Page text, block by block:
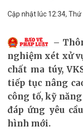
Cập nhật lúc 12:34,
nghiệm xét xử
chất ma túy,
tiếp tục nâng
công tố, kỹ
đáp ứng yêu
hình mới.